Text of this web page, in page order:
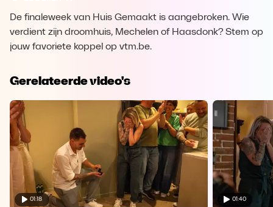
De finaleweek van Huis Gemaakt is aangebroken. Wie
verdient zijn droomhuis, Mechelen of Haasdonk? Stem op
jouw favoriete koppel op vtm.be.
Gerelateerde video's
01:18 01:40